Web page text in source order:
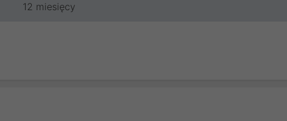
12 miesięcy